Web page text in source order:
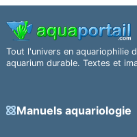
Tout l'univers en aquariophilie
aquarium durable. Textes et
Manuels aquariologie